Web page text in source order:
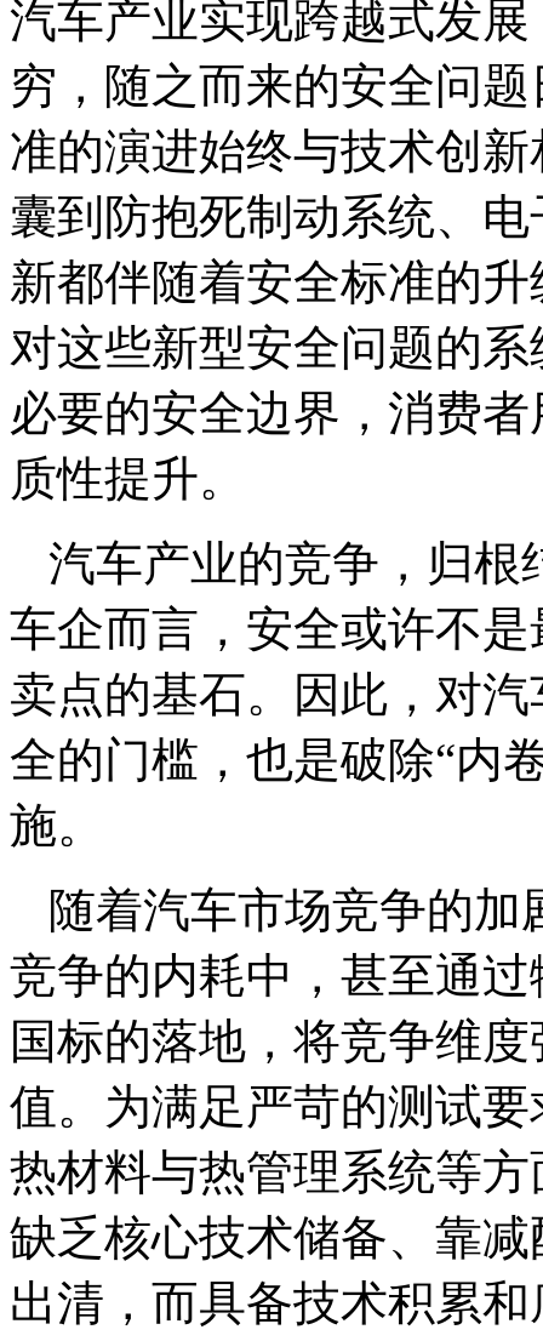
汽车产业实现跨越式发
穷，随之而来的安全问
准的演进始终与技术创
囊到防抱死制动系统、
新都伴随着安全标准的
对这些新型安全问题的
必要的安全边界，消费
质性提升。
汽车产业的竞争，归根
车企而言，安全或许不
卖点的基石。因此，对
全的门槛，也是破除“内
施。
随着汽车市场竞争的
竞争的内耗中，甚至通
国标的落地，将竞争维
值。为满足严苛的测试
热材料与热管理系统等
缺乏核心技术储备、靠
出清，而具备技术积累